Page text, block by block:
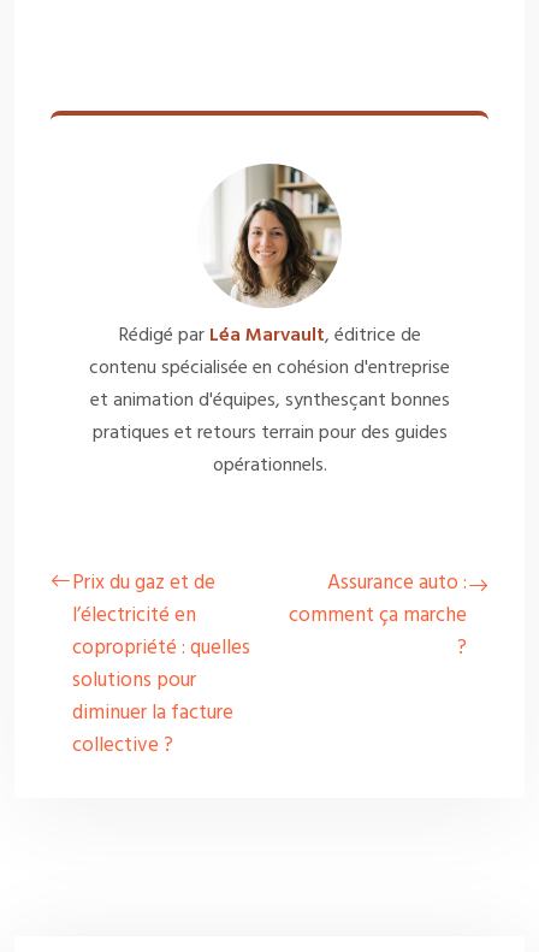
Rédigé parLéa Marvault, éditrice de
contenu spécialisée en cohésion d'entreprise
et animation d'équipes, synthesçant bonnes
pratiques et retours terrain pour des guides
opérationnels.
Prix du gaz et de
l’électricité en
copropriété : quelles
solutions pour
diminuer la facture
collective ?
Assurance auto :
comment ça marche
?